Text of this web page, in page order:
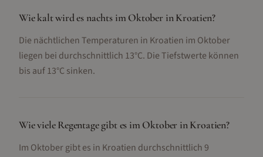
Wie kalt wird es nachts im Oktober in Kroatien?
Die nächtlichen Temperaturen in Kroatien im Oktober
liegen bei durchschnittlich 13°C. Die Tiefstwerte können
bis auf 13°C sinken.
Wie viele Regentage gibt es im Oktober in Kroatien?
Im Oktober gibt es in Kroatien durchschnittlich 9